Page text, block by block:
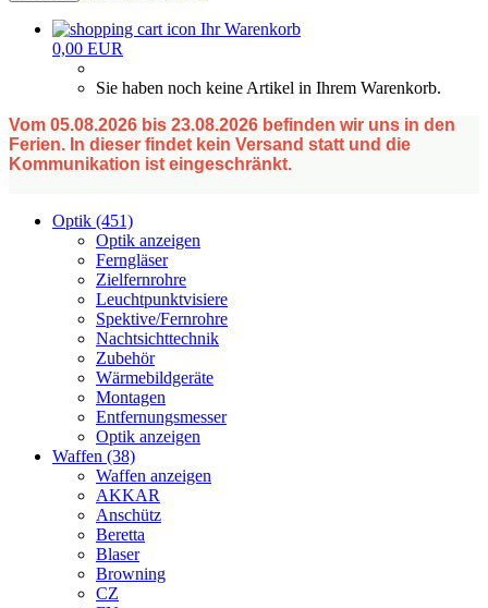
Ihr Warenkorb
0,00 EUR
Sie haben noch keine Artikel in Ihrem Warenkorb.
Vom 05.08.2026 bis 23.08.2026 befinden wir uns in den
Ferien. In dieser findet kein Versand statt und die
Kommunikation ist eingeschränkt.
Optik (451)
Optik anzeigen
Ferngläser
Zielfernrohre
Leuchtpunktvisiere
Spektive/Fernrohre
Nachtsichttechnik
Zubehör
Wärmebildgeräte
Montagen
Entfernungsmesser
Optik anzeigen
Waffen (38)
Waffen anzeigen
AKKAR
Anschütz
Beretta
Blaser
Browning
CZ